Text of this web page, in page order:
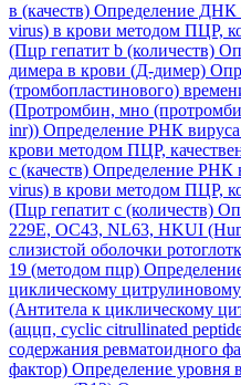
в (качеств) Определение ДНК
virus) в крови методом ПЦР,
(Пцр гепатит b (количеств)
димера в крови (Д-димер)
(тромбопластинового)
(Протромбин, мно
inr)) Определение РНК вируса
крови методом ПЦР,
с (качеств) Определение РНК
virus) в крови методом ПЦР,
(Пцр гепатит с (количеств)
229E, OC43, NL63, HKUI
слизистой оболочки
19 (методом пцр)
циклическому
(Антитела к циклическому
(аццп, cyclic citrullinated
содержания ревматоидного
фактор) Определение уровня